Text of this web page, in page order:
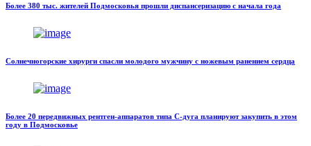
Более 380 тыс. жителей Подмосковья прошли диспансеризацию с начала года
Солнечногорские хирурги спасли молодого мужчину с ножевым ранением сердца
Более 20 передвижных рентген-аппаратов типа С-дуга планируют закупить в этом
году в Подмосковье